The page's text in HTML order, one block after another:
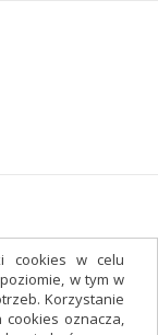
cookies w celu
w tym w
Korzystanie
cookies oznacza,